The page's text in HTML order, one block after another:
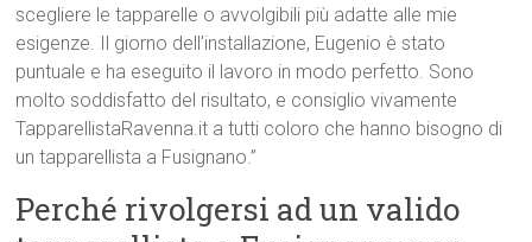
scegliere le tapparelle o avvolgibili più adatte alle mie
esigenze. Il giorno dell’installazione, Eugenio è stato
puntuale e ha eseguito il lavoro in modo perfetto. Sono
molto soddisfatto del risultato, e consiglio vivamente
TapparellistaRavenna.it a tutti coloro che hanno bisogno di
un tapparellista a Fusignano.”
Perché rivolgersi ad un valido